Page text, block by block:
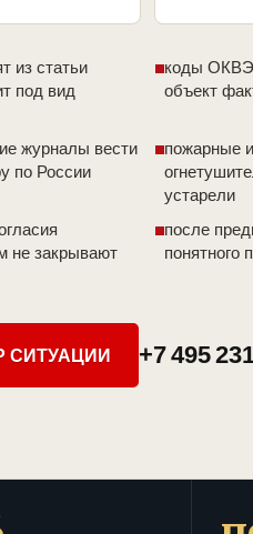
из статьи
под вид
коды
объект
журналы вести
по России
пожарные
устарели
не закрывают
после
понятного
СИТУАЦИИ +7 495